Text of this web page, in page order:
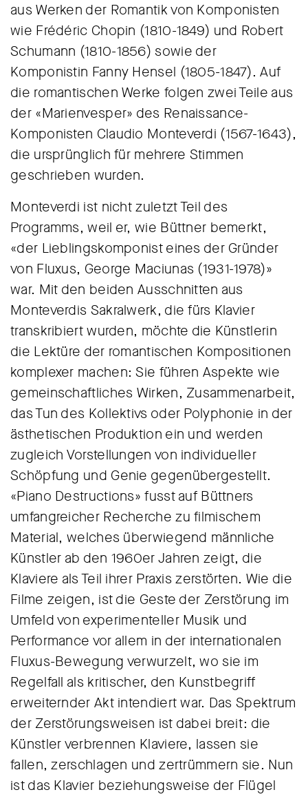
aus Werken der Romantik von Komponisten
wie Frédéric Chopin (1810-1849) und Robert
Schumann (1810-1856) sowie der
Komponistin Fanny Hensel (1805-1847). Auf
die romantischen Werke folgen zwei Teile aus
der «Marienvesper» des Renaissance-
Komponisten Claudio Monteverdi (1567-1643),
die ursprünglich für mehrere Stimmen
geschrieben wurden.
Monteverdi ist nicht zuletzt Teil des
Programms, weil er, wie Büttner bemerkt,
«der Lieblingskomponist eines der Gründer
von Fluxus, George Maciunas (1931-1978)»
war. Mit den beiden Ausschnitten aus
Monteverdis Sakralwerk, die fürs Klavier
transkribiert wurden, möchte die Künstlerin
die Lektüre der romantischen Kompositionen
komplexer machen: Sie führen Aspekte wie
gemeinschaftliches Wirken, Zusammenarbeit,
das Tun des Kollektivs oder Polyphonie in der
ästhetischen Produktion ein und werden
zugleich Vorstellungen von individueller
Schöpfung und Genie gegenübergestellt.
«Piano Destructions» fusst auf Büttners
umfangreicher Recherche zu filmischem
Material, welches überwiegend männliche
Künstler ab den 1960er Jahren zeigt, die
Klaviere als Teil ihrer Praxis zerstörten. Wie die
Filme zeigen, ist die Geste der Zerstörung im
Umfeld von experimenteller Musik und
Performance vor allem in der internationalen
Fluxus-Bewegung verwurzelt, wo sie im
Regelfall als kritischer, den Kunstbegriff
erweiternder Akt intendiert war. Das Spektrum
der Zerstörungsweisen ist dabei breit: die
Künstler verbrennen Klaviere, lassen sie
fallen, zerschlagen und zertrümmern sie. Nun
ist das Klavier beziehungsweise der Flügel